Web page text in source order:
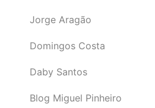
Jorge Aragão
Domingos Costa
Daby Santos
Blog Miguel Pinheiro